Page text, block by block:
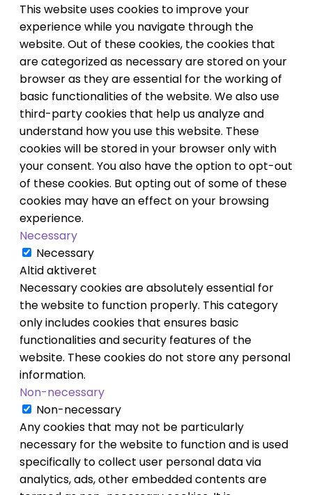
This website uses cookies to improve your
experience while you navigate through the
website. Out of these cookies, the cookies that
are categorized as necessary are stored on your
browser as they are essential for the working of
basic functionalities of the website. We also use
third-party cookies that help us analyze and
understand how you use this website. These
cookies will be stored in your browser only with
your consent. You also have the option to opt-out
of these cookies. But opting out of some of these
cookies may have an effect on your browsing
experience.
Necessary
Necessary
Altid aktiveret
Necessary cookies are absolutely essential for
the website to function properly. This category
only includes cookies that ensures basic
functionalities and security features of the
website. These cookies do not store any personal
information.
Non-necessary
Non-necessary
Any cookies that may not be particularly
necessary for the website to function and is used
specifically to collect user personal data via
analytics, ads, other embedded contents are